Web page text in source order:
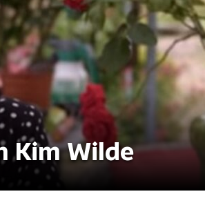
Kim Wilde